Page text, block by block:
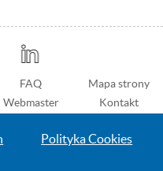
Mapa strony
FAQ
Kontakt
Webmaster
Polityka Cookies